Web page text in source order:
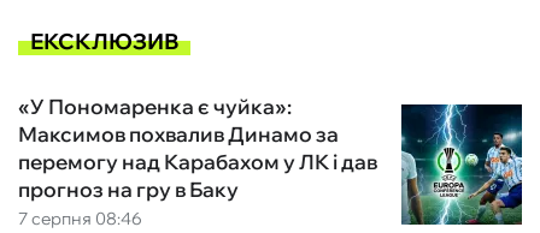
ЕКСКЛЮЗИВ
7 серпня 08:46
«У Пономаренка є чуйка»:
Максимов похвалив Динамо за
перемогу над Карабахом у ЛК і дав
прогноз на гру в Баку